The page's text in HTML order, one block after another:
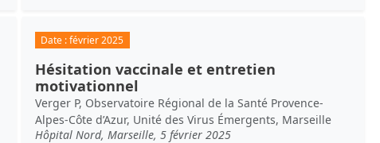
Date :février 2025
Hésitation vaccinale et entretien
motivationnel
Verger P, Observatoire Régional de la Santé Provence-
Alpes-Côte d’Azur, Unité des Virus Émergents, Marseille
Hôpital Nord, Marseille, 5 février 2025